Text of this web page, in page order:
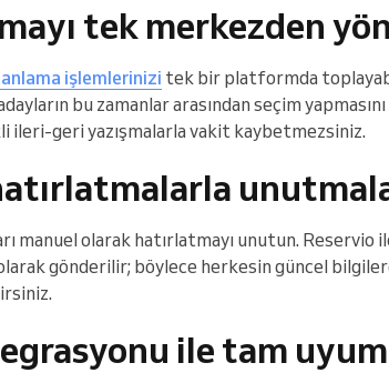
tek merkezden
işlemlerinizi tek bir platformda
bu zamanlar arasından seçim
ileri-geri yazışmalarla vakit kaybetmezsiniz.
manuel olarak hatırlatmayı unutun. Reservio
gönderilir; böylece herkesin güncel
ile tam uyum